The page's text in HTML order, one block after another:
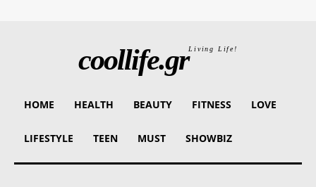
coollife.grLiving Life!
HOME HEALTH BEAUTY FITNESS LOVE
LIFESTYLE TEEN MUST SHOWBIZ